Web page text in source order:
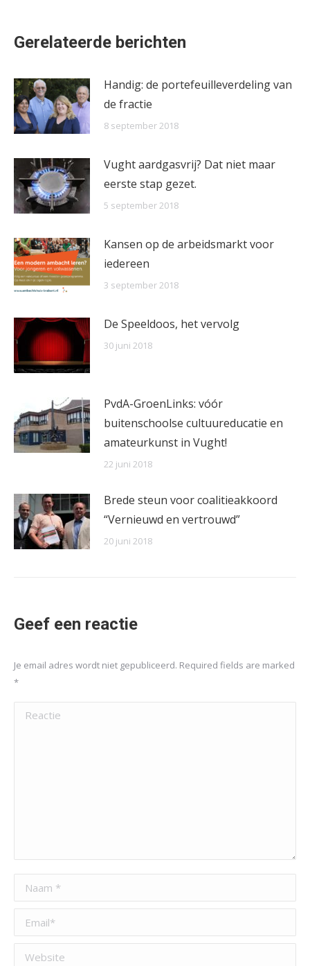
Gerelateerde berichten
Handig: de portefeuilleverdeling van
de fractie
8 september 2018
Vught aardgasvrij? Dat niet maar
eerste stap gezet.
5 september 2018
Kansen op de arbeidsmarkt voor
iedereen
3 september 2018
De Speeldoos, het vervolg
30 juni 2018
PvdA-GroenLinks: vóór
buitenschoolse cultuureducatie en
amateurkunst in Vught!
22 juni 2018
Brede steun voor coalitieakkoord
“Vernieuwd en vertrouwd”
20 juni 2018
Geef een reactie
Je email adres wordt niet gepubliceerd. Required fields are marked
*
Reactie
Naam *
Email *
Website